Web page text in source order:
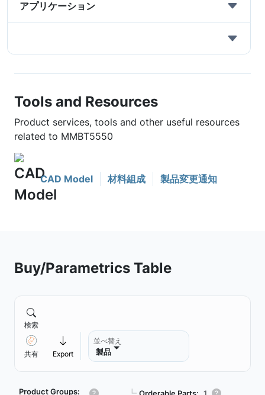
アプリケーション
Tools and Resources
Product services, tools and other useful resources
related to MMBT5550
CAD Model 材料組成 製品変更通知
Buy/Parametrics Table
検索
共有 Export
並べ替え
製品
Product Groups: Orderable Parts: 1